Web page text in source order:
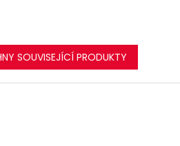
SOUVISEJÍCÍ PRODUKTY